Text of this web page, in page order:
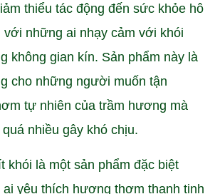
thiểu tác động đến sức khỏe hô
với những ai nhạy cảm với khói
không gian kín. Sản phẩm này là
cho những người muốn tận
tự nhiên của trầm hương mà
nhiều gây khó chịu.
khói là một sản phẩm đặc biệt
yêu thích hương thơm thanh tịnh